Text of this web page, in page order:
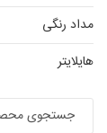
مداد رنگی
هایلایتر